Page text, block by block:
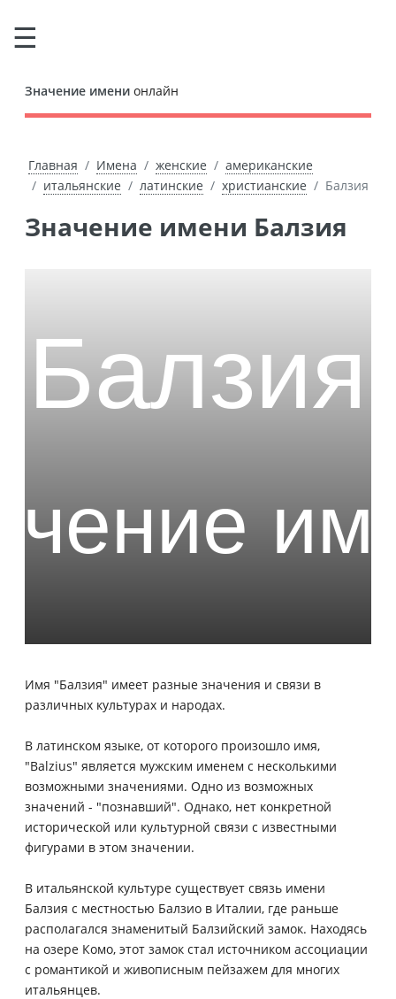
Значение имени онлайн
Главная Имена женские
американские
итальянские
латинские христианские Балзия
Значение имени Балзия
Имя "Балзия" имеет разные значения и связи в
различных культурах и народах.
В латинском языке, от которого произошло имя,
"Balzius" является мужским именем с несколькими
возможными значениями. Одно из возможных
значений - "познавший". Однако, нет конкретной
исторической или культурной связи с известными
фигурами в этом значении.
В итальянской культуре существует связь имени
Балзия с местностью Балзио в Италии, где раньше
располагался знаменитый Балзийский замок. Находясь
на озере Комо, этот замок стал источником ассоциации
с романтикой и живописным пейзажем для многих
итальянцев.